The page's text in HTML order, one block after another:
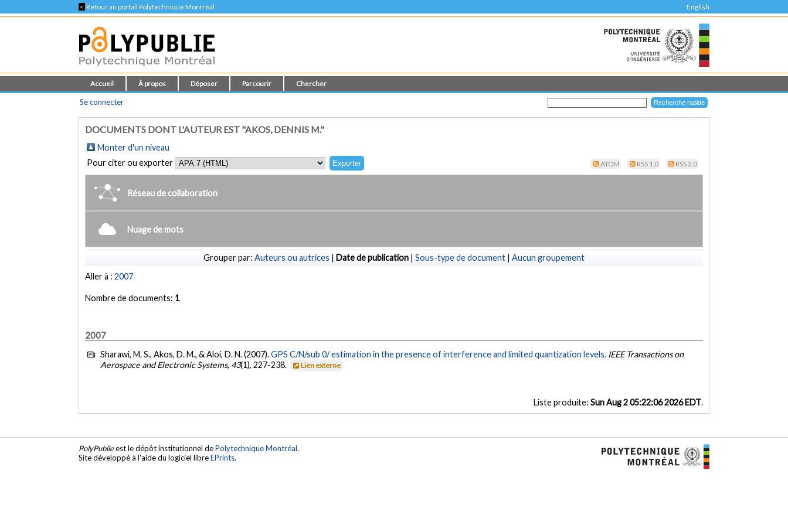
< Retour au portail Polytechnique Montréal English
Accueil À propos Déposer Parcourir Chercher
Se connecter
DOCUMENTS DONT L'AUTEUR EST "AKOS, DENNIS M."
Monter d'un niveau
Pour citer ou exporter
ATOM RSS 1.0 RSS 2.0
Réseau de collaboration
Nuage de mots
Grouper par: Auteurs ou autrices | Date de publication | Sous-type de document | Aucun groupement
Aller à :2007
Nombre de documents: 1
2007
Sharawi, M. S., Akos, D. M., & Aloi, D. N. (2007).GPS C/N/sub 0/ estimation in the presence of interference and limited quantization levels. IEEE Transactions on
Aerospace and Electronic Systems, 43(1), 227-238. Lien externe
Liste produite: Sun Aug 2 05:22:06 2026 EDT.
PolyPublieest le dépôt institutionnel dePolytechnique Montréal.
Site développé à l'aide du logiciel libreEPrints.